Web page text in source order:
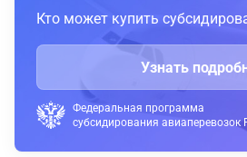
Кто может купить
Узнать
Федеральная программа
субсидирования авиаперевозок